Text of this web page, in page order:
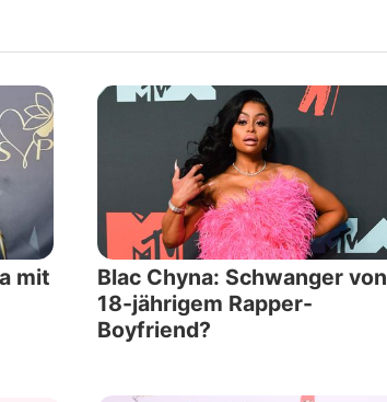
mit
Blac Chyna: Schwanger von
18-jährigem Rapper-
Boyfriend?